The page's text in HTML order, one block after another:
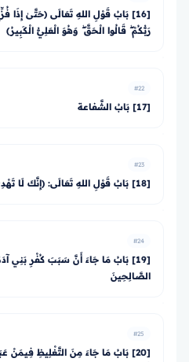
[16] بَابُ قَوْلِ اللهِ تَعَالَى ﴿حَتَّىٰ إِذَا
رَبُّكُمْ ۖ قَالُوا الْحَقَّ ۖ وَهُوَ الْعَلِيُّ الْكَبِيرُ﴾
#22
[17] بَابُ الشَّفاعة
#23
[18] بَابُ قَوْلِ اللهِ تَعَالَى: ﴿إِنَّكَ لَا تَهْدِي مَنْ أَحْبَبْتَ﴾الآية
#24
[19] بَابُ مَا جَاءَ أَنَّ سَبَبَ كُفْرِ بَنِي
الصَّالِحِينَ
#25
[20] بَابُ مَا جَاءَ مِنَ التَّغْلِيظِ فِيمَنْ